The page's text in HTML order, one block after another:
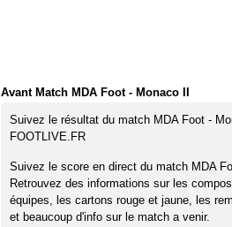
Avant Match MDA Foot - Monaco II
Suivez le résultat du match MDA Foot -
FOOTLIVE.FR
Suivez le score en direct du match MDA
Retrouvez des informations sur les
équipes, les cartons rouge et jaune, les
et beaucoup d'info sur le match a venir.